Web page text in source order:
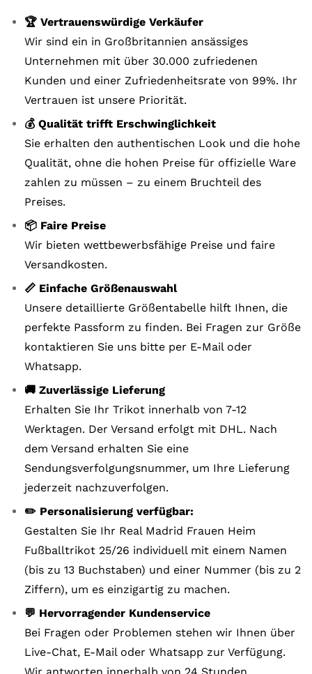
🏆 Vertrauenswürdige Verkäufer
Wir sind ein in Großbritannien ansässiges
Unternehmen mit über 30.000 zufriedenen
Kunden und einer Zufriedenheitsrate von 99%. Ihr
Vertrauen ist unsere Priorität.
💰 Qualität trifft Erschwinglichkeit
Sie erhalten den authentischen Look und die hohe
Qualität, ohne die hohen Preise für offizielle Ware
zahlen zu müssen – zu einem Bruchteil des
Preises.
📦 Faire Preise
Wir bieten wettbewerbsfähige Preise und faire
Versandkosten.
📏 Einfache Größenauswahl
Unsere detaillierte Größentabelle hilft Ihnen, die
perfekte Passform zu finden. Bei Fragen zur Größe
kontaktieren Sie uns bitte per E-Mail oder
Whatsapp.
🚚 Zuverlässige Lieferung
Erhalten Sie Ihr Trikot innerhalb von 7-12
Werktagen. Der Versand erfolgt mit DHL. Nach
dem Versand erhalten Sie eine
Sendungsverfolgungsnummer, um Ihre Lieferung
jederzeit nachzuverfolgen.
✏️ Personalisierung verfügbar:
Gestalten Sie Ihr Real Madrid Frauen Heim
Fußballtrikot 25/26 individuell mit einem Namen
(bis zu 13 Buchstaben) und einer Nummer (bis zu 2
Ziffern), um es einzigartig zu machen.
💬 Hervorragender Kundenservice
Bei Fragen oder Problemen stehen wir Ihnen über
Live-Chat, E-Mail oder Whatsapp zur Verfügung.
Wir antworten innerhalb von 24 Stunden.